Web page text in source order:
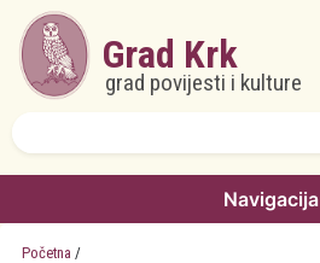
Skoči na glavni sadržaj
Grad Krk
grad povijesti i kulture
Navigacija
Početna /